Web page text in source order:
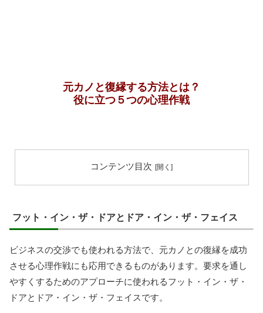
元カノと復縁する方法とは？
役に立つ５つの心理作戦
コンテンツ目次
フット・イン・ザ・ドアとドア・イン・ザ・フェイス
ビジネスの交渉でも使われる方法で、元カノとの復縁を成功
させる心理作戦にも応用できるものがあります。要求を通し
やすくするためのアプローチに使われるフット・イン・ザ・
ドアとドア・イン・ザ・フェイスです。